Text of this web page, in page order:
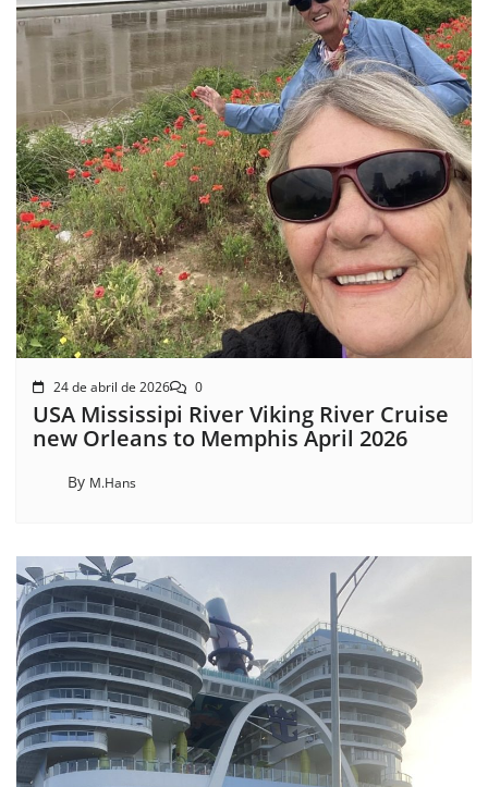
24 de abril de 2026 0
USA Mississipi River Viking River Cruise
new Orleans to Memphis April 2026
By M.Hans